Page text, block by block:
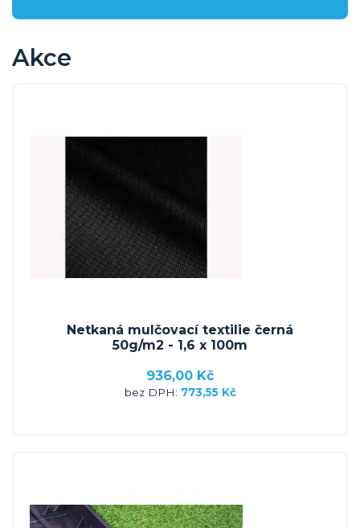
Akce
Netkaná mulčovací textilie černá
50g/m2 - 1,6 x 100m
936,00 Kč
773,55 Kč